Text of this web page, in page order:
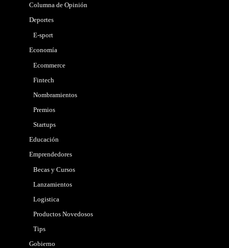
Columna de Opinión
Deportes
E-sport
Economía
Ecommerce
Fintech
Nombramientos
Premios
Startups
Educación
Emprendedores
Becas y Cursos
Lanzamientos
Logistica
Productos Novedosos
Tips
Gobierno